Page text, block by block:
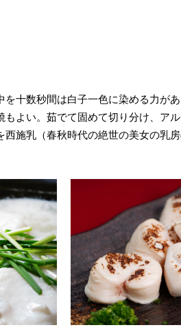
十数秒間は白子一色に染める力が
よい。茹でて固めて切り分け、ア
施乳（春秋時代の絶世の美女の乳